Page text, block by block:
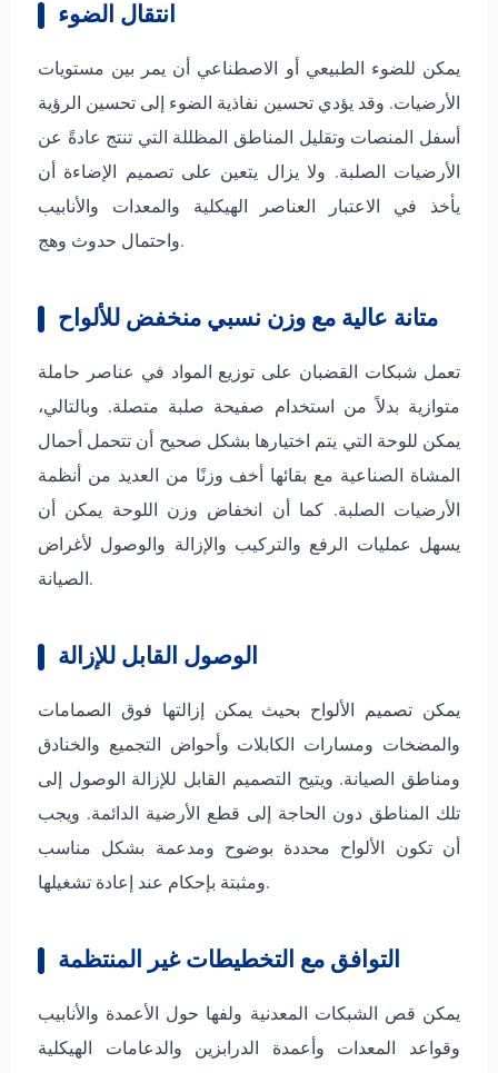
انتقال الضوء
يمكن للضوء الطبيعي أو الاصطناعي أن يمر بين مستويات
الأرضيات. وقد يؤدي تحسين نفاذية الضوء إلى تحسين الرؤية
أسفل المنصات وتقليل المناطق المظللة التي تنتج عادةً عن
الأرضيات الصلبة. ولا يزال يتعين على تصميم الإضاءة أن
يأخذ في الاعتبار العناصر الهيكلية والمعدات والأنابيب
واحتمال حدوث وهج.
متانة عالية مع وزن نسبي منخفض للألواح
تعمل شبكات القضبان على توزيع المواد في عناصر حاملة
متوازية بدلاً من استخدام صفيحة صلبة متصلة. وبالتالي،
يمكن للوحة التي يتم اختيارها بشكل صحيح أن تتحمل أحمال
المشاة الصناعية مع بقائها أخف وزنًا من العديد من أنظمة
الأرضيات الصلبة. كما أن انخفاض وزن اللوحة يمكن أن
يسهل عمليات الرفع والتركيب والإزالة والوصول لأغراض
الصيانة.
الوصول القابل للإزالة
يمكن تصميم الألواح بحيث يمكن إزالتها فوق الصمامات
والمضخات ومسارات الكابلات وأحواض التجميع والخنادق
ومناطق الصيانة. ويتيح التصميم القابل للإزالة الوصول إلى
تلك المناطق دون الحاجة إلى قطع الأرضية الدائمة. ويجب
أن تكون الألواح محددة بوضوح ومدعمة بشكل مناسب
ومثبتة بإحكام عند إعادة تشغيلها.
التوافق مع التخطيطات غير المنتظمة
يمكن قص الشبكات المعدنية ولفها حول الأعمدة والأنابيب
وقواعد المعدات وأعمدة الدرابزين والدعامات الهيكلية